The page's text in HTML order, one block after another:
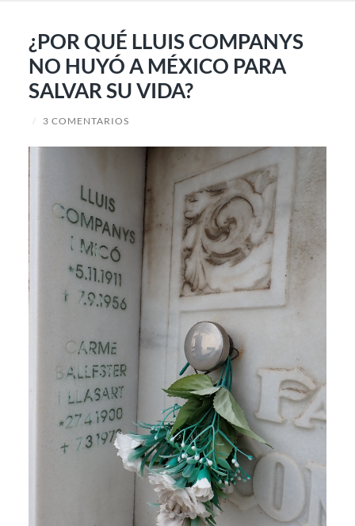
¿POR QUÉ LLUIS COMPANYS
NO HUYÓ A MÉXICO PARA
SALVAR SU VIDA?
/ 3 COMENTARIOS